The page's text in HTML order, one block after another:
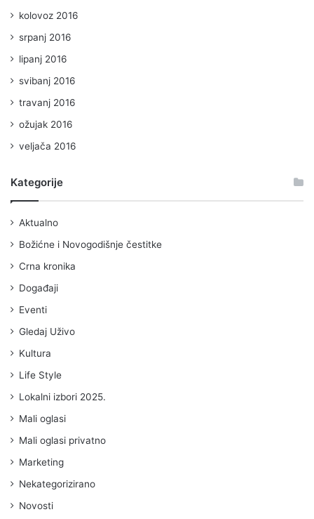
kolovoz 2016
srpanj 2016
lipanj 2016
svibanj 2016
travanj 2016
ožujak 2016
veljača 2016
Kategorije
Aktualno
Božićne i Novogodišnje čestitke
Crna kronika
Događaji
Eventi
Gledaj Uživo
Kultura
Life Style
Lokalni izbori 2025.
Mali oglasi
Mali oglasi privatno
Marketing
Nekategorizirano
Novosti